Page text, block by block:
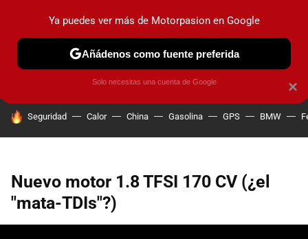
PRUEBAS COCHES ELÉCTRICOS OBSERVATORIO
HOY SE HABLA DE
Seguridad Calor China Gasolina GPS BMW
Nuevo motor 1.8 TFSI 170 CV (¿el
"mata-TDIs"?)
×
Ya puedes ver más de Motorpasion en Google
Añádenos como fuente preferida
Solo necesitas una cuenta de Google